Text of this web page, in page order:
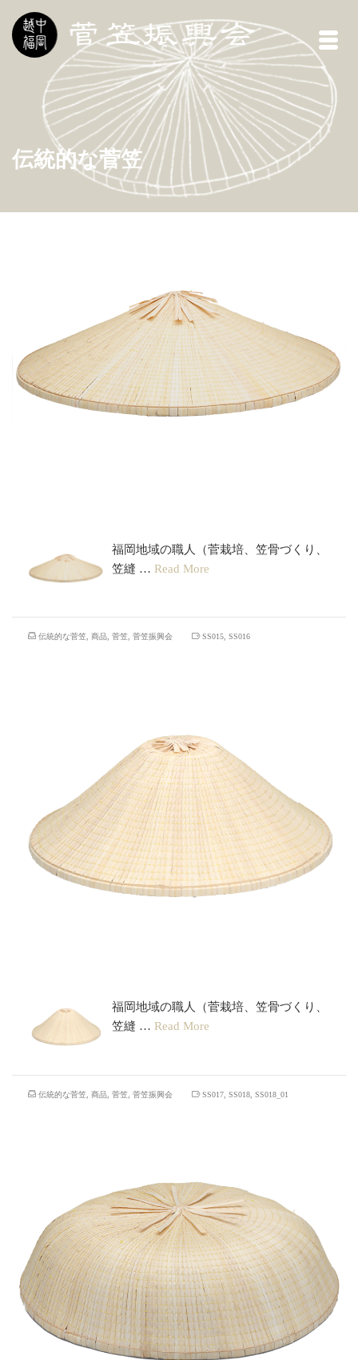
伝統的な菅笠
福岡地域の職人（菅栽培、笠骨づくり、
笠縫 … Read More
伝統的な菅笠 商品 菅笠 菅笠振興会 SS015 SS016
福岡地域の職人（菅栽培、笠骨づくり、
笠縫 … Read More
伝統的な菅笠 商品 菅笠 菅笠振興会 SS017 SS018 SS018_01